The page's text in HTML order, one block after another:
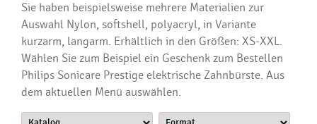
Sie haben beispielsweise mehrere Materialien zur
Auswahl Nylon, softshell, polyacryl, in Variante
kurzarm, langarm. Erhältlich in den Größen: XS-XXL.
Wählen Sie zum Beispiel ein Geschenk zum Bestellen
Philips Sonicare Prestige elektrische Zahnbürste. Aus
dem aktuellen Menü auswählen.